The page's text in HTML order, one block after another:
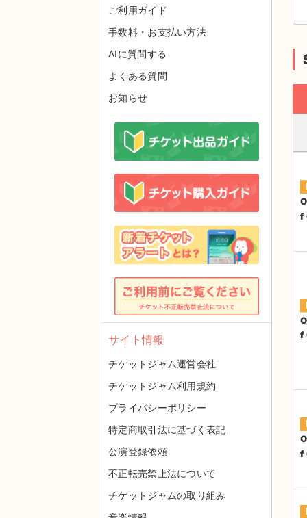
f
f
f
ご利用ガイド
手数料・お支払い方法
AIに質問する
よくある質問
お知らせ
サイト情報
チケットジャム運営会社
チケットジャム利用規約
プライバシーポリシー
特定商取引法に基づく表記
公演登録依頼
不正転売禁止法について
チケットジャムの取り組み